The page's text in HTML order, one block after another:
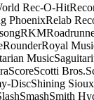
Rec-O-Hit
PhoenixRelab
RKM
RounderRoyal
Music
ScoreScotti Bros.
DiscShining Sioux
SmashSmith